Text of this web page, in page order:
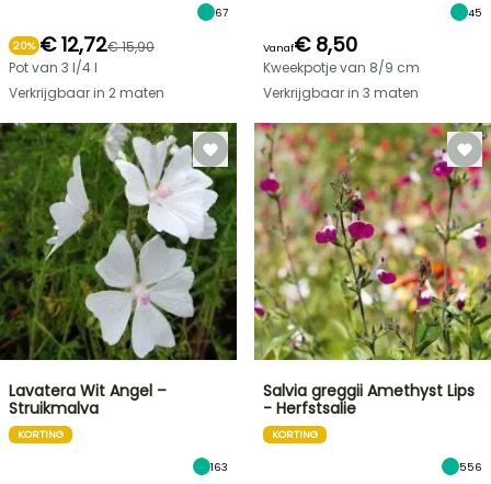
67
20% € 12,72€ 15,90
Pot van 3 l/4 l
Verkrijgbaar in 2 maten
45
Vanaf€ 8,50
Kweekpotje van 8/9 cm
Verkrijgbaar in 3 maten
Lavatera Wit Angel –
Struikmalva
KORTING
163
Salvia greggii Amethyst Lips
- Herfstsalie
KORTING
556